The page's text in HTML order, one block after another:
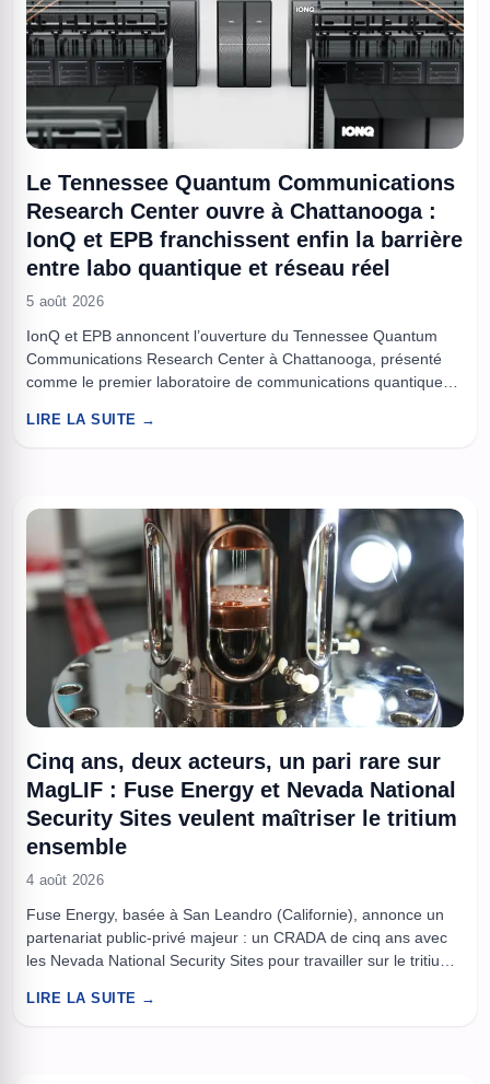
Le Tennessee Quantum Communications
Research Center ouvre à Chattanooga :
IonQ et EPB franchissent enfin la barrière
entre labo quantique et réseau réel
5 août 2026
IonQ et EPB annoncent l’ouverture du Tennessee Quantum
Communications Research Center à Chattanooga, présenté
comme le premier laboratoire de communications quantiques
conditions réelles. L’objectif est de développer des mémoires
LIRE LA SUITE →
Cinq ans, deux acteurs, un pari rare sur
MagLIF : Fuse Energy et Nevada National
Security Sites veulent maîtriser le tritium
ensemble
4 août 2026
Fuse Energy, basée à San Leandro (Californie), annonce un
partenariat public-privé majeur : un CRADA de cinq ans avec
les Nevada National Security Sites pour travailler sur le tritium,
technologies MagLIF. L’entreprise met en avant son pulseur
LIRE LA SUITE →